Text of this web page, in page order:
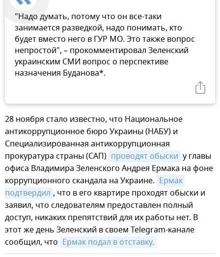
"Надо думать, потому что он все-таки
занимается разведкой, надо понимать, кто
будет вместо него в ГУР МО. Это также вопрос
непростой", – прокомментировал Зеленский
украинским СМИ вопрос о перспективе
назначения Буданова*.
28 ноября стало известно, что Национальное
антикоррупционное бюро Украины (НАБУ) и
Специализированная антикоррупционная
прокуратура страны (САП) проводят обыски у главы
офиса Владимира Зеленского Андрея Ермака на фоне
коррупционного скандала на Украине. Ермак
подтвердил , что в его квартире проходят обыски и
заявил, что следователям предоставлен полный
доступ, никаких препятствий для их работы нет. В
этот же день Зеленский в своем Telegram-канале
сообщил, что Ермак подал в отставку.